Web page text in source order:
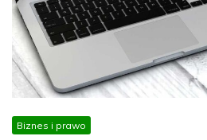
Biznes i prawo